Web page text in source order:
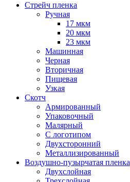
Стрейч пленка
Ручная
17 мкм
20 мкм
23 мкм
Машинная
Черная
Вторичная
Пищевая
Узкая
Скотч
Армированный
Упаковочный
Малярный
С логотипом
Двухсторонний
Металлизированный
Воздушно-пузырчатая пленка
Двухслойная